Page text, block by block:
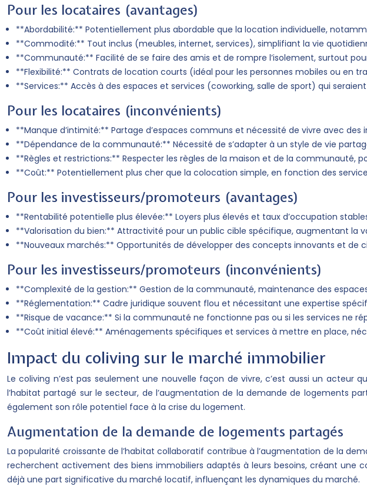
Pour les locataires (avantages)
**Abordabilité:** Potentiellement plus abordable que la location individuelle,
**Commodité:** Tout inclus (meubles, internet, services), simplifiant la vie
**Communauté:** Facilité de se faire des amis et de rompre l’isolement, surtout
**Flexibilité:** Contrats de location courts (idéal pour les personnes mobiles ou en
**Services:** Accès à des espaces et services (coworking, salle de sport) qui
Pour les locataires (inconvénients)
**Manque d’intimité:** Partage d’espaces communs et nécessité de vivre avec
**Dépendance de la communauté:** Nécessité de s’adapter à un style de vie
**Règles et restrictions:** Respecter les règles de la maison et de la communauté,
**Coût:** Potentiellement plus cher que la colocation simple, en fonction des
Pour les investisseurs/promoteurs (avantages)
**Rentabilité potentielle plus élevée:** Loyers plus élevés et taux d’occupation
**Valorisation du bien:** Attractivité pour un public cible spécifique, augmentant la
**Nouveaux marchés:** Opportunités de développer des concepts innovants et
Pour les investisseurs/promoteurs (inconvénients)
**Complexité de la gestion:** Gestion de la communauté, maintenance des
**Réglementation:** Cadre juridique souvent flou et nécessitant une expertise
**Risque de vacance:** Si la communauté ne fonctionne pas ou si les services ne
**Coût initial élevé:** Aménagements spécifiques et services à mettre en place,
Impact du coliving sur le marché immobilier
Le coliving n’est pas seulement une nouvelle façon de vivre, c’est aussi un
l’habitat partagé sur le secteur, de l’augmentation de la demande de logements
également son rôle potentiel face à la crise du logement.
Augmentation de la demande de logements partagés
La popularité croissante de l’habitat collaboratif contribue à l’augmentation de la
recherchent activement des biens immobiliers adaptés à leurs besoins, créant une
déjà une part significative du marché locatif, influençant les dynamiques du marché.